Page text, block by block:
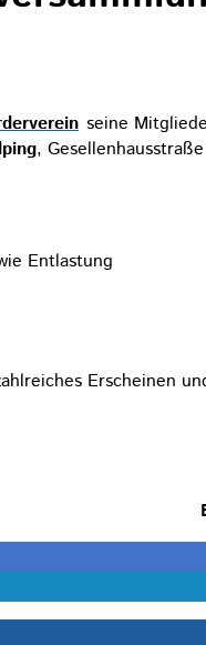
seine
,
Entlastung
Erscheinen